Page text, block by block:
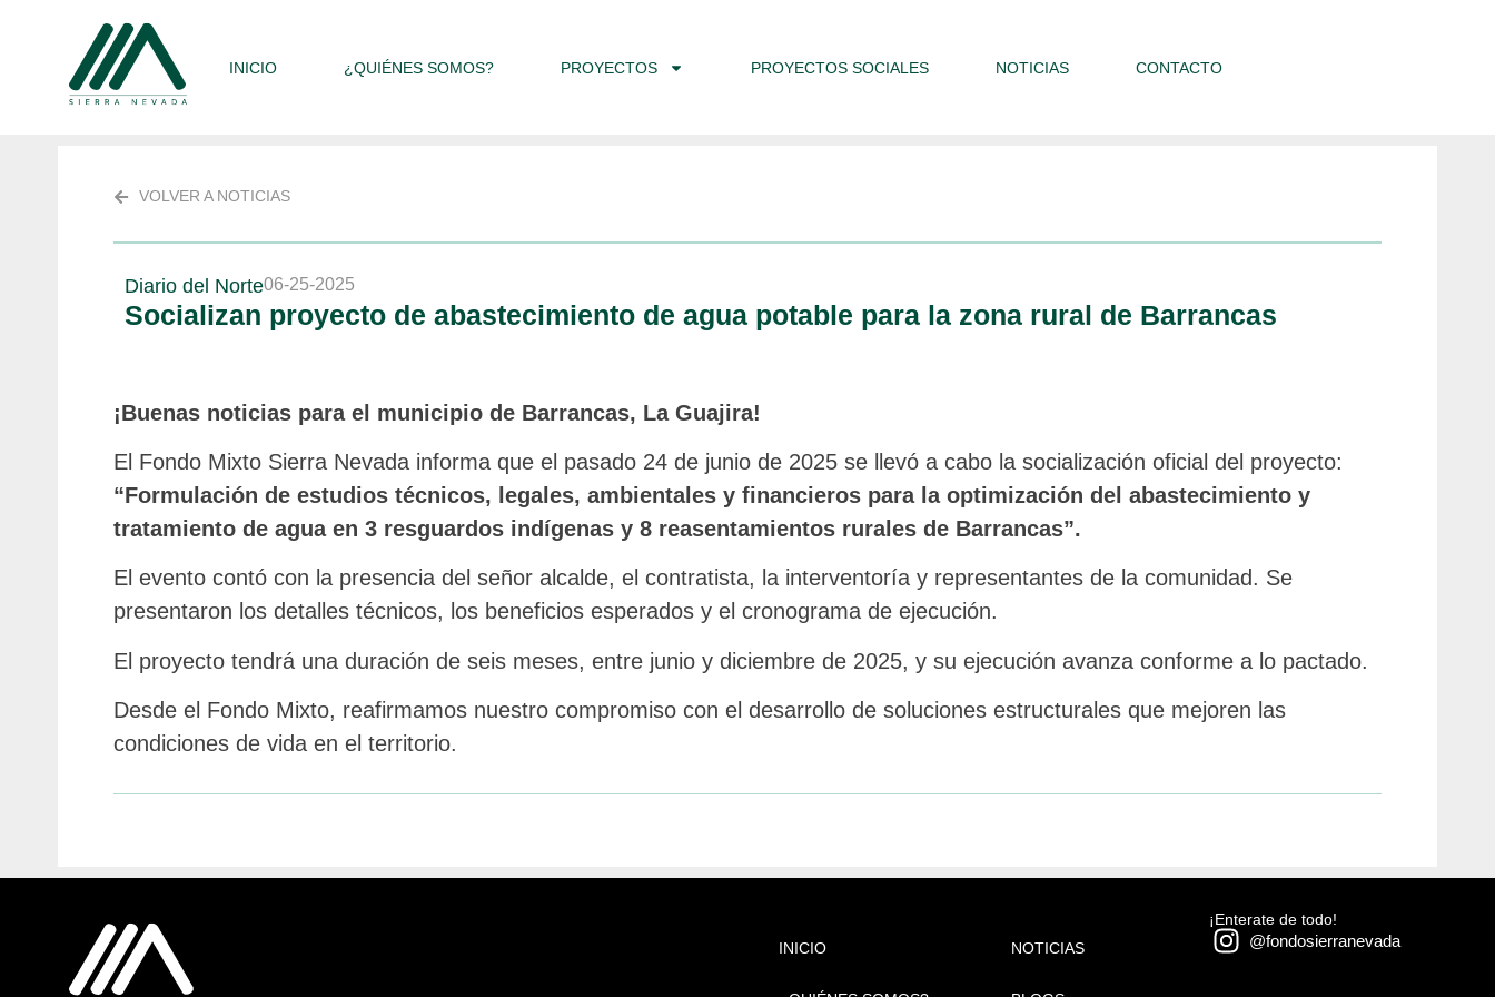
INICIO ¿QUIÉNES SOMOS? PROYECTOS PROYECTOS SOCIALES NOTICIAS CONTACTO
VOLVER A NOTICIAS
Diario del Norte06-25-2025
Socializan proyecto de abastecimiento de agua potable para la zona rural de Barrancas
¡Buenas noticias para el municipio de Barrancas, La Guajira!
El Fondo Mixto Sierra Nevada informa que el pasado 24 de junio de 2025 se llevó a cabo la socialización oficial del proyecto:
“Formulación de estudios técnicos, legales, ambientales y financieros para la optimización del abastecimiento y
tratamiento de agua en 3 resguardos indígenas y 8 reasentamientos rurales de Barrancas”.
El evento contó con la presencia del señor alcalde, el contratista, la interventoría y representantes de la comunidad. Se
presentaron los detalles técnicos, los beneficios esperados y el cronograma de ejecución.
El proyecto tendrá una duración de seis meses, entre junio y diciembre de 2025, y su ejecución avanza conforme a lo pactado.
Desde el Fondo Mixto, reafirmamos nuestro compromiso con el desarrollo de soluciones estructurales que mejoren las
condiciones de vida en el territorio.
INICIO NOTICIAS
¡Enterate de todo!
@fondosierranevada